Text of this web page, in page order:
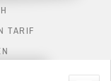
TARIF